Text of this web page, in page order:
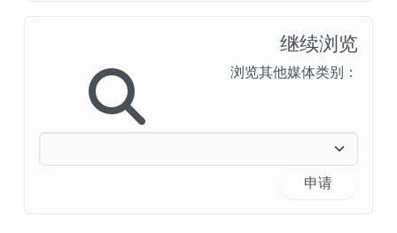
继续浏览
浏览其他媒体类别：
申请